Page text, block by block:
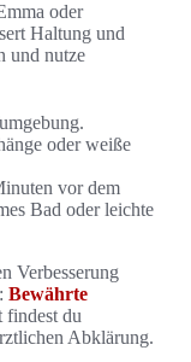
oder
Haltung und
und nutze
oder weiße
vor dem
Bad oder leichte
Verbesserung
Bewährte
findest du
Abklärung.